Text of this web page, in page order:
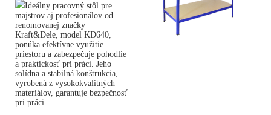
Ideálny pracovný stôl pre
majstrov aj profesionálov od
renomovanej značky
Kraft&Dele, model KD640,
ponúka efektívne využitie
priestoru a zabezpečuje pohodlie
a praktickosť pri práci. Jeho
solídna a stabilná konštrukcia,
vyrobená z vysokokvalitných
materiálov, garantuje bezpečnosť
pri práci.